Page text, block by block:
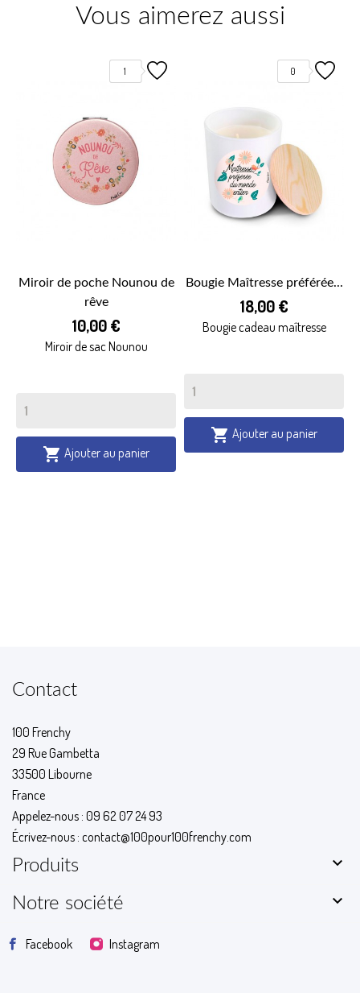
Vous aimerez aussi
1
Miroir de poche Nounou de
rêve
10,00 €
Miroir de sac Nounou
 Ajouter au panier
0
Bougie Maîtresse préférée...
18,00 €
Bougie cadeau maîtresse
 Ajouter au panier
Contact
100 Frenchy
29 Rue Gambetta
33500 Libourne
France
Appelez-nous : 09 62 07 24 93
Écrivez-nous : contact@100pour100frenchy.com
Produits 
Notre société 
Facebook Instagram